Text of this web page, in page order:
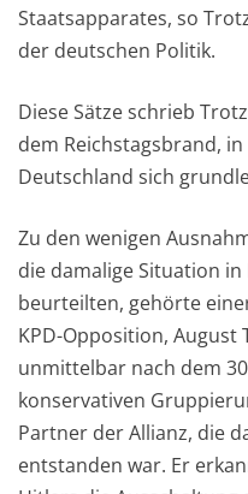
Staatsapparates, so
der deutschen Politik.
Diese Sätze schrieb
dem Reichstagsbrand,
Deutschland sich
Zu den wenigen
die damalige Situation
beurteilten, gehörte
KPD-Opposition, August
unmittelbar nach dem
konservativen
Partner der Allianz, die
entstanden war. Er